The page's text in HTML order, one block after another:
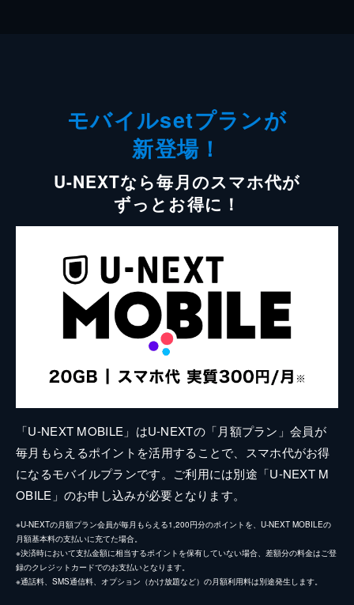
モバイルsetプランが
新登場！
U-NEXTなら毎月のスマホ代が
ずっとお得に！
「U-NEXT MOBILE」はU-NEXTの「月額プラン」会員が
毎月もらえるポイントを活用することで、スマホ代がお得
になるモバイルプランです。ご利用には別途「U-NEXT M
OBILE」のお申し込みが必要となります。
※U-NEXTの月額プラン会員が毎月もらえる1,200円分のポイントを、U-NEXT MOBILEの
月額基本料の支払いに充てた場合。
※決済時において支払金額に相当するポイントを保有していない場合、差額分の料金はご登
録のクレジットカードでのお支払いとなります。
※通話料、SMS通信料、オプション（かけ放題など）の月額利用料は別途発生します。